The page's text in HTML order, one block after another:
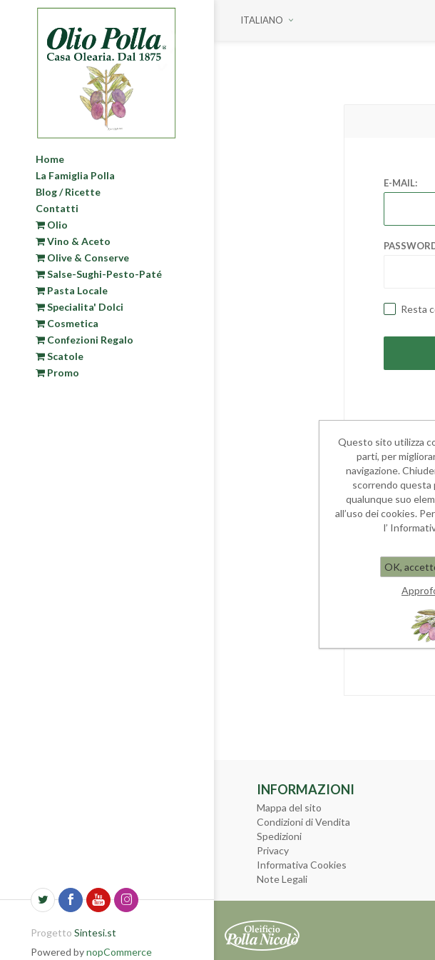
Home
La Famiglia Polla
Blog / Ricette
Contatti
Olio
Vino & Aceto
Olive & Conserve
Salse-Sughi-Pesto-Paté
Pasta Locale
Specialita' Dolci
Cosmetica
Confezioni Regalo
Scatole
Promo
Progetto Sintesi.st
Powered bynopCommerce
ITALIANO
E-MAIL:
Resta
INFORMAZIONI
Mappa del sito
Condizioni di Vendita
Spedizioni
Privacy
Informativa Cookies
Note Legali
Questo sito utilizza
parti, per
navigazione.
scorrendo questa
qualunque suo
all’uso dei cookies.
l’
OK,